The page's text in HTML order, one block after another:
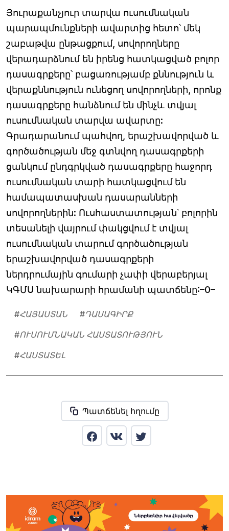
Յուրաքանչյուր տարվա ուսումնական
պարապմունքների ավարտից հետո՝ մեկ
շաբաթվա ընթացքում, սովորողները
վերադարձնում են իրենց հատկացված բոլոր
դասագրքերը՝ բացառությամբ քննություն և
վերաքննություն ունեցող սովորողների, որոնք
դասագրքերը հանձնում են մինչև տվյալ
ուսումնական տարվա ավարտը:
Գրադարանում պահվող, երաշխավորված և
գործածության մեջ գտնվող դասագրքերի
ցանկում ընդգրկված դասագրքերը հաջորդ
ուսումնական տարի հատկացվում են
համապատասխան դասարանների
սովորողներին: Ուսհաստատության՝ բոլորին
տեսանելի վայրում փակցվում է տվյալ
ուսումնական տարում գործածության
երաշխավորված դասագրքերի
ներդրումային գումարի չափի վերաբերյալ
ԿԳՄՍ նախարարի հրամանի պատճենը:–0–
#ՀԱՅԱՍՏԱՆ #ԴԱՍԱԳԻՐՔ
#ՈՒՍՈՒՄՆԱԿԱՆ ՀԱՍՏԱՏՈՒԹՅՈՒՆ
#ՀԱՍՏԱՏԵԼ
Պատճենել հղումը